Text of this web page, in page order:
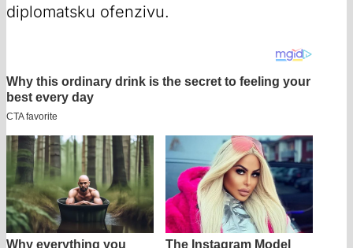
diplomatsku ofenzivu.